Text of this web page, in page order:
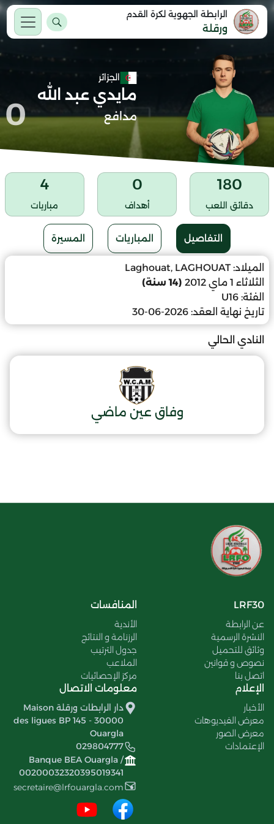
الرابطة الجهوية لكرة القدم
ورقلة
الجزائر
مايدي عبد الله
مدافع 0
180
دقائق اللعب
0
أهداف
4
مباريات
التفاصيل المباريات المسيرة
الميلاد: Laghouat, LAGHOUAT
الثلاثاء 1 ماي 2012
(14 سنة)
الفئة: U16
تاريخ نهاية العقد: 2026-06-30
النادي الحالي
وفاق عين ماضي
LRF30
عن الرابطة
النشرة الرسمية
وثائق للتحميل
نصوص و قوانين
اتصل بنا
المنافسات
الأندية
الرزنامة و النتائج
جدول الترتيب
الملاعب
مركز الإحصائيات
الإعلام
الأخبار
معرض الفيديوهات
معرض الصور
الإعتمادات
معلومات الاتصال
دار الرابطات ورقلة Maison
des ligues BP 145 - 30000
Ouargla
029804777
Banque BEA Ouargla /
00200032320395019341
secretaire@lrfouargla.com